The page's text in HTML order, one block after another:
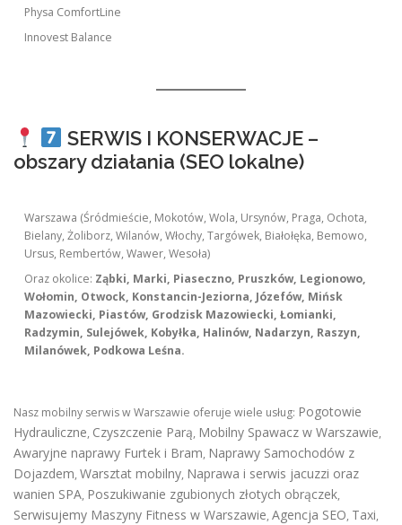
Physa ComfortLine
Innovest Balance
SERWIS I KONSERWACJE –
obszary działania (SEO lokalne)
Warszawa (Śródmieście, Mokotów, Wola, Ursynów, Praga, Ochota,
Bielany, Żoliborz, Wilanów, Włochy, Targówek, Białołęka, Bemowo,
Ursus, Rembertów, Wawer, Wesoła)
Oraz okolice: Ząbki, Marki, Piaseczno, Pruszków, Legionowo,
Wołomin, Otwock, Konstancin-Jeziorna, Józefów, Mińsk
Mazowiecki, Piastów, Grodzisk Mazowiecki, Łomianki,
Radzymin, Sulejówek, Kobyłka, Halinów, Nadarzyn, Raszyn,
Milanówek, Podkowa Leśna.
Nasz mobilny serwis w Warszawie oferuje wiele usług: Pogotowie
Hydrauliczne, Czyszczenie Parą, Mobilny Spawacz w Warszawie,
Awaryjne naprawy Furtek i Bram, Naprawy Samochodów z
Dojazdem, Warsztat mobilny, Naprawa i serwis jacuzzi oraz
wanien SPA, Poszukiwanie zgubionych złotych obrączek,
Serwisujemy Maszyny Fitness w Warszawie, Agencja SEO, Taxi,